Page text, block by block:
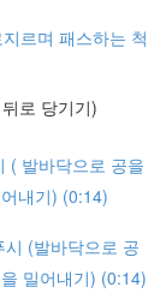
르며 패스하는 척
로 당기기)
( 발바닥으로 공을
내기) (0:14)
(발바닥으로 공
밀어내기) (0:14)